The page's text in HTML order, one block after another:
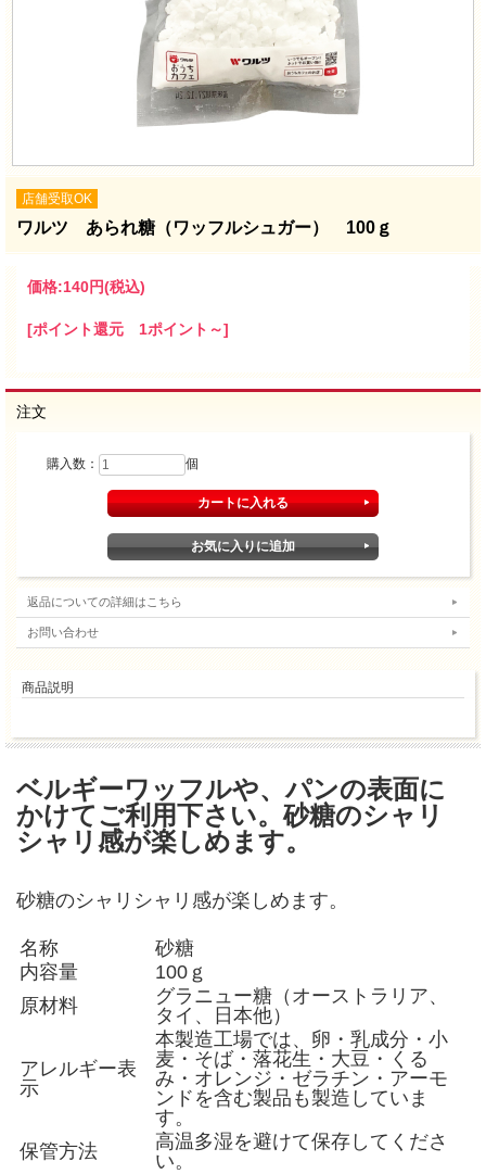
店舗受取OK
ワルツ あられ糖（ワッフルシュガー） 100ｇ
価格:140円(税込)
[ポイント還元 1ポイント～]
注文
購入数： 個
返品についての詳細はこちら
お問い合わせ
商品説明
ベルギーワッフルや、パンの表面に
かけてご利用下さい。砂糖のシャリ
シャリ感が楽しめます。
砂糖のシャリシャリ感が楽しめます。
名称
砂糖
内容量
100ｇ
原材料
グラニュー糖（オーストラリア、
タイ、日本他）
アレルギー表
示
本製造工場では、卵・乳成分・小
麦・そば・落花生・大豆・くる
み・オレンジ・ゼラチン・アーモ
ンドを含む製品も製造していま
す。
保管方法
高温多湿を避けて保存してくださ
い。